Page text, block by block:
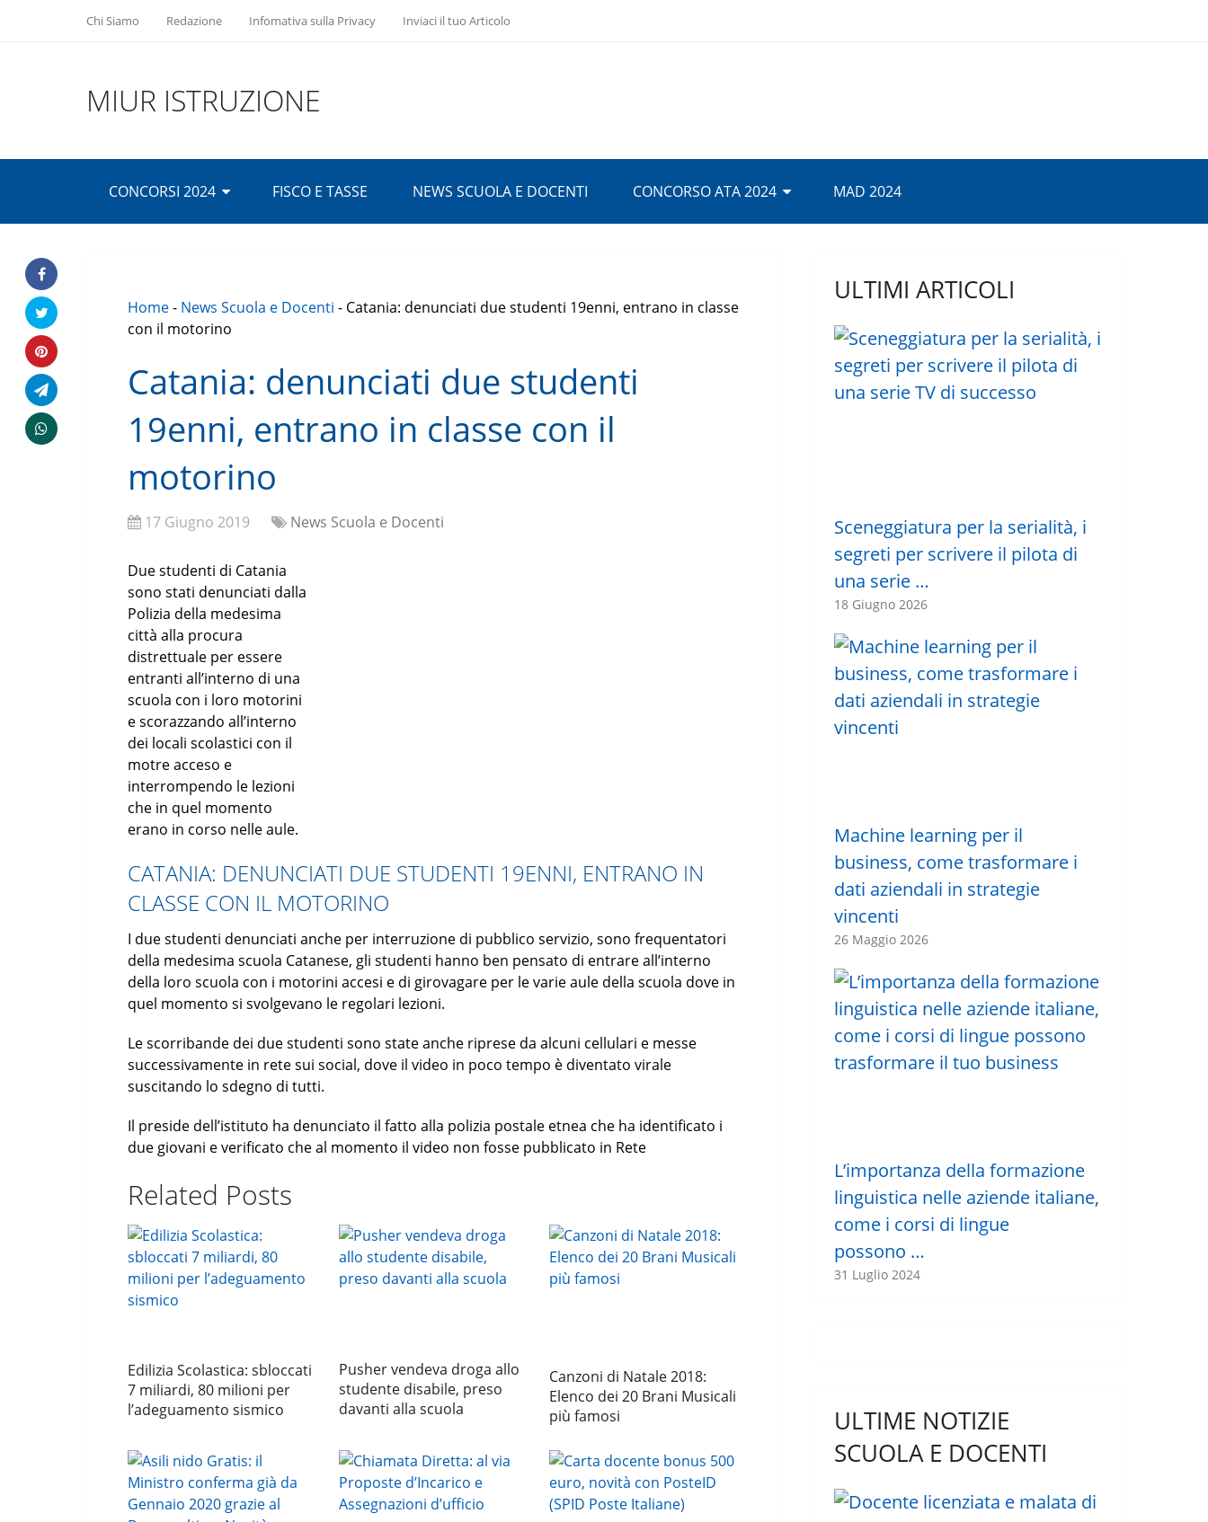
Chi Siamo Redazione Infomativa sulla Privacy Inviaci il tuo Articolo
MIUR ISTRUZIONE
CONCORSI 2024 FISCO E TASSE NEWS SCUOLA E DOCENTI CONCORSO ATA 2024 MAD 2024
Home- News Scuola e Docenti - Catania: denunciati due studenti 19enni, entrano in classe
con il motorino
Catania: denunciati due studenti
19enni, entrano in classe con il
motorino
17 Giugno 2019 News Scuola e Docenti
Due studenti di Catania
sono stati denunciati dalla
Polizia della medesima
città alla procura
distrettuale per essere
entranti all’interno di una
scuola con i loro motorini
e scorazzando all’interno
dei locali scolastici con il
motre acceso e
interrompendo le lezioni
che in quel momento
erano in corso nelle aule.
CATANIA: DENUNCIATI DUE STUDENTI 19ENNI, ENTRANO IN
CLASSE CON IL MOTORINO
I due studenti denunciati anche per interruzione di pubblico servizio, sono frequentatori
della medesima scuola Catanese, gli studenti hanno ben pensato di entrare all’interno
della loro scuola con i motorini accesi e di girovagare per le varie aule della scuola dove in
quel momento si svolgevano le regolari lezioni.
Le scorribande dei due studenti sono state anche riprese da alcuni cellulari e messe
successivamente in rete sui social, dove il video in poco tempo è diventato virale
suscitando lo sdegno di tutti.
Il preside dell’istituto ha denunciato il fatto alla polizia postale etnea che ha identificato i
due giovani e verificato che al momento il video non fosse pubblicato in Rete
Related Posts
Edilizia Scolastica: sbloccati
7 miliardi, 80 milioni per
l’adeguamento sismico
Pusher vendeva droga allo
studente disabile, preso
davanti alla scuola
Canzoni di Natale 2018:
Elenco dei 20 Brani Musicali
più famosi
ULTIMI ARTICOLI
Sceneggiatura per la serialità, i
segreti per scrivere il pilota di
una serie …
18 Giugno 2026
Machine learning per il
business, come trasformare i
dati aziendali in strategie
vincenti
26 Maggio 2026
L’importanza della formazione
linguistica nelle aziende italiane,
come i corsi di lingue
possono …
31 Luglio 2024
ULTIME NOTIZIE
SCUOLA E DOCENTI